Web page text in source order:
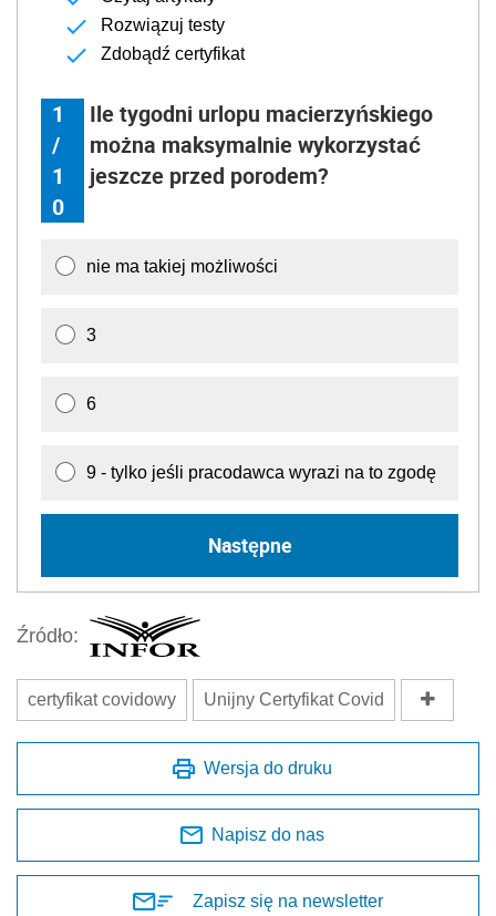
Rozwiązuj testy
Zdobądź certyfikat
1
/
1
0
Ile tygodni urlopu macierzyńskiego
można maksymalnie wykorzystać
jeszcze przed porodem?
nie ma takiej możliwości
3
6
9 - tylko jeśli pracodawca wyrazi na to zgodę
Następne
Źródło:
certyfikat covidowy Unijny Certyfikat Covid
Wersja do druku
Napisz do nas
Zapisz się na newsletter